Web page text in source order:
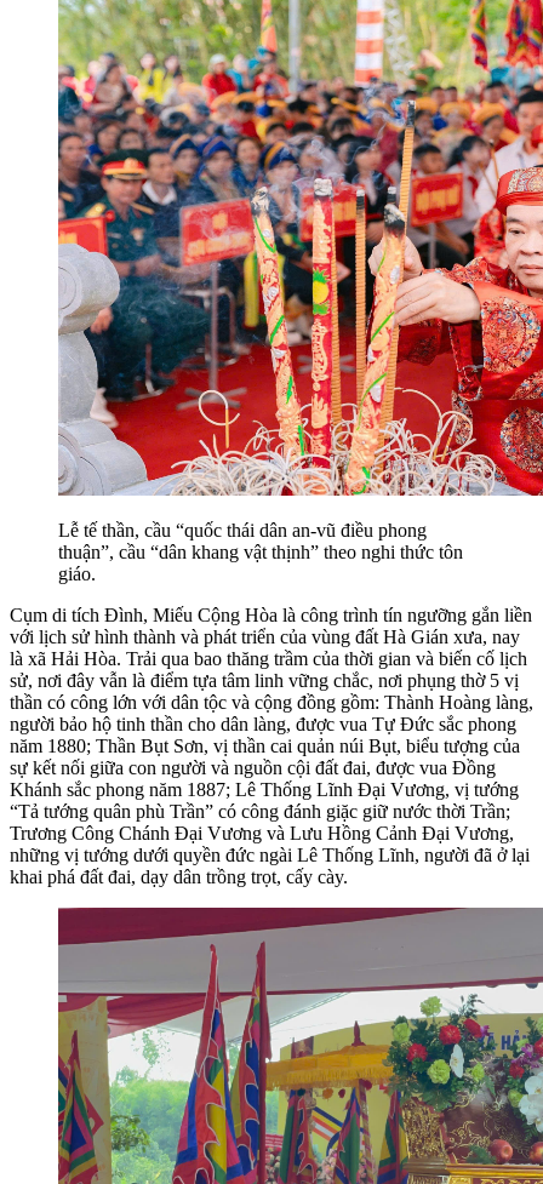
Lễ tế thần, cầu “quốc thái dân an-vũ điều phong
thuận”, cầu “dân khang vật thịnh” theo nghi thức tôn
giáo.
Cụm di tích Đình, Miếu Cộng Hòa là công trình tín ngưỡng gắn liền
với lịch sử hình thành và phát triển của vùng đất Hà Gián xưa, nay
là xã Hải Hòa. Trải qua bao thăng trầm của thời gian và biến cố lịch
sử, nơi đây vẫn là điểm tựa tâm linh vững chắc, nơi phụng thờ 5 vị
thần có công lớn với dân tộc và cộng đồng gồm: Thành Hoàng làng,
người bảo hộ tinh thần cho dân làng, được vua Tự Đức sắc phong
năm 1880; Thần Bụt Sơn, vị thần cai quản núi Bụt, biểu tượng của
sự kết nối giữa con người và nguồn cội đất đai, được vua Đồng
Khánh sắc phong năm 1887; Lê Thống Lĩnh Đại Vương, vị tướng
“Tả tướng quân phù Trần” có công đánh giặc giữ nước thời Trần;
Trương Công Chánh Đại Vương và Lưu Hồng Cảnh Đại Vương,
những vị tướng dưới quyền đức ngài Lê Thống Lĩnh, người đã ở lại
khai phá đất đai, dạy dân trồng trọt, cấy cày.